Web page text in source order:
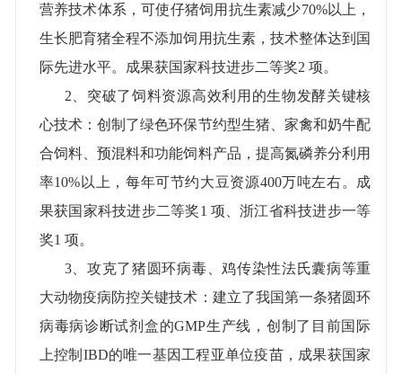
营养技术体系，可使仔猪饲用抗生素减少70%以上，
生长肥育猪全程不添加饲用抗生素，技术整体达到国
际先进水平。成果获国家科技进步二等奖2 项。
2 、突破了饲料资源高效利用的生物发酵关键核
心技术：创制了绿色环保节约型生猪、家禽和奶牛配
合饲料、预混料和功能饲料产品，提高氮磷养分利用
率10% 以上，每年可节约大豆资源400万吨左右。成
果获国家科技进步二等奖1 项、浙江省科技进步一等
奖1 项。
3、攻克了猪圆环病毒、鸡传染性法氏囊病等重
大动物疫病防控关键技术：建立了我国第一条猪圆环
病毒病诊断试剂盒的GMP生产线，创制了目前国际
上控制 IBD的唯一基因工程亚单位疫苗，成果获国家